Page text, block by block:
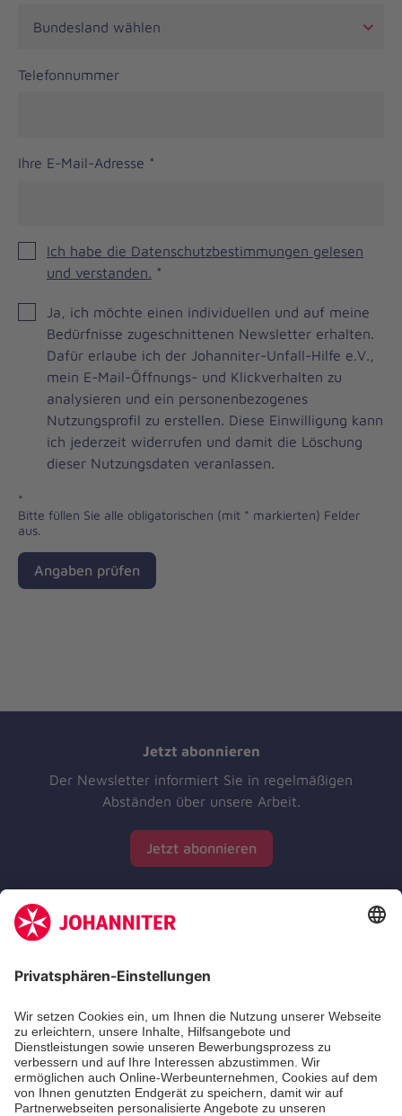
Telefonnummer
Ihre E-Mail-Adresse *
Ich habe die Datenschutzbestimmungen gelesen
und verstanden. *
Brevo
Newsletter
Checkbox
Ja, ich möchte einen individuellen und auf meine
Bedürfnisse zugeschnittenen Newsletter erhalten.
Dafür erlaube ich der Johanniter-Unfall-Hilfe e.V.,
mein E-Mail-Öffnungs- und Klickverhalten zu
analysieren und ein personenbezogenes
Nutzungsprofil zu erstellen. Diese Einwilligung kann
ich jederzeit widerrufen und damit die Löschung
dieser Nutzungsdaten veranlassen.
*
Bitte füllen Sie alle obligatorischen (mit * markierten) Felder
aus.
Angaben prüfen
Jetzt abonnieren
Der Newsletter informiert Sie in regelmäßigen
Abständen über unsere Arbeit.
Jetzt abonnieren
Zertifizierung der Johanniter-Unfall-Hilfe e.V.
Die Johanniter GmbH führt das Spendenzertifikat
des Deutschen Spendenrats e.V.